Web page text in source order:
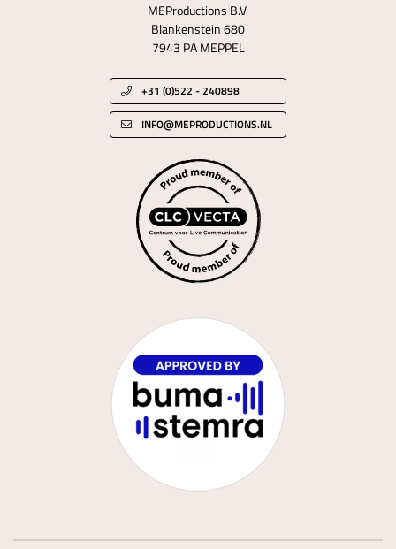
MEProductions B.V.
Blankenstein 680
7943 PA MEPPEL
+31 (0)522 - 240898
INFO@MEPRODUCTIONS.NL